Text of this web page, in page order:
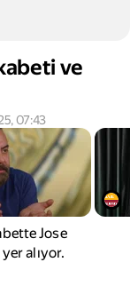
ve
07:43
Jose
alıyor.